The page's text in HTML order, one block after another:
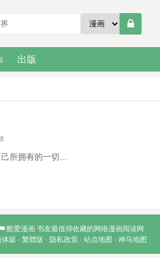
出版
所拥有的一切...
酷爱漫画 书友最值得收藏的网络漫画阅读网
体版 · 繁體版 · 隐私政策 · 站点地图 · 神马地图